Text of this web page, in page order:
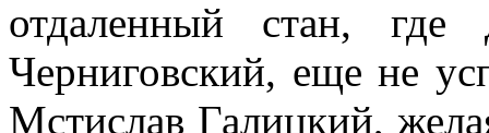
отдаленный стан,
Черниговский, еще не
Мстислав Галицкий,